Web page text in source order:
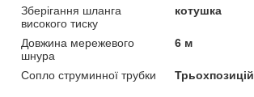
Зберігання шланга
високого тиску
котушка
Довжина мережевого
шнура
6 м
Сопло струминної трубки